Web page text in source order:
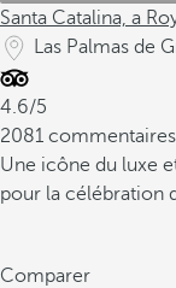
Santa Catalina, a
Las Palmas de
4.6/5
2081 commentaires
Une icône du luxe
pour la célébration
Comparer